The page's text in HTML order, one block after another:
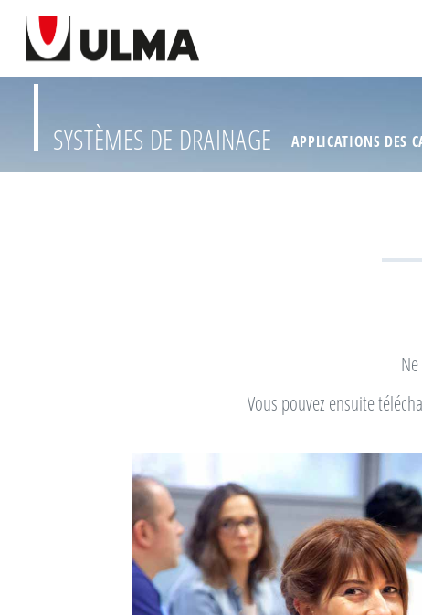
SYSTÈMES DE DRAINAGE APPLICATIONS DES
Vous pouvez ensuite